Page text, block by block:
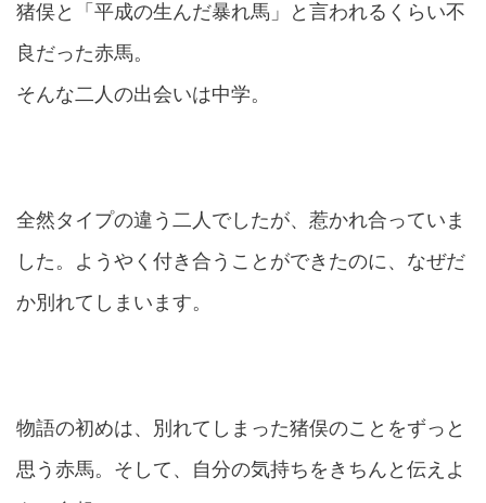
猪俣と「平成の生んだ暴れ馬」と言われるくらい不
良だった赤馬。
そんな二人の出会いは中学。
全然タイプの違う二人でしたが、惹かれ合っていま
した。ようやく付き合うことができたのに、なぜだ
か別れてしまいます。
物語の初めは、別れてしまった猪俣のことをずっと
思う赤馬。そして、自分の気持ちをきちんと伝えよ